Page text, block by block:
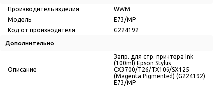
Производитель изделия
WWM
Модель
E73/MP
Код от производителя
G224192
Дополнительно
Описание
Запр. для стр. принтера Ink
(100ml) Epson Stylus
CX3700/T26/TX106/SX125
(Magenta Pigmented) (G224192)
E73/MP